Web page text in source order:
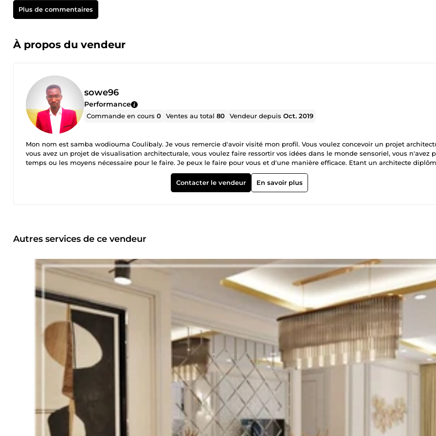
Plus de commentaires
À propos du vendeur
sowe96
Performance
Commande en cours0 Ventes au total80 Vendeur depuisOct. 2019
Mon nom est samba wodiouma Coulibaly. Je vous remercie d'avoir visité mon profil. Vous voulez concevoir un projet
vous avez un projet de visualisation architecturale, vous voulez faire ressortir vos idées dans le monde sensoriel, vous n'avez
temps ou les moyens nécessaire pour le faire. Je peux le faire pour vous et d'une manière efficace. Etant un architecte
école nationale d'architecte de Rabat, j’ai eu à développer plusieurs projets durant cursus scolaire et en dehors. Actuellement
travaille dans la société soudanaise, un cabinet d'architecture basé au Mali. J’ai beaucoup d'expériences dans le domaine de
l'architecture et de l'architecture d'intérieur. Je maitrise les différents logiciels du dessin 2d, de la modélisation 3d et ainsi que
Contacter le vendeur En savoir plus
Autres services de ce vendeur